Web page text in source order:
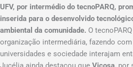
UFV, por intermédio do tecnoPARQ,
inserida para o desenvolvido
ambiental da comunidade. O
organização intermediária, fazendo
universidades e sociedade interajam